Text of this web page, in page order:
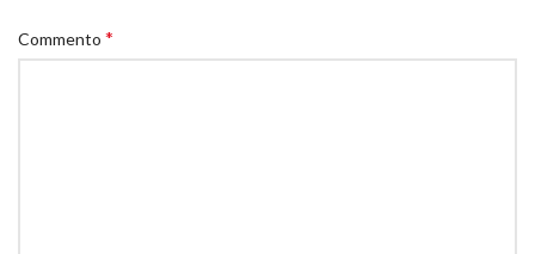
Commento *